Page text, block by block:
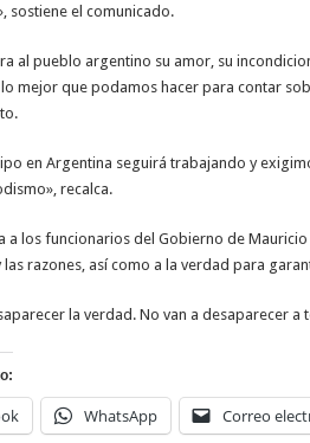
sostiene el comunicado.
al pueblo argentino su amor, su
mejor que podamos hacer para contar
en Argentina seguirá trabajando y
recalca.
a los funcionarios del Gobierno de
las razones, así como a la verdad para
la verdad. No van a desaparecer a
WhatsApp Correo